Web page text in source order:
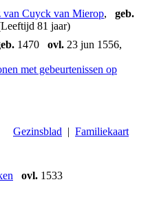
van Cuyck van Mierop, geb.
81 jaar)
1470 ovl. 23 jun 1556,
Gezinsblad | Familiekaart
ovl. 1533